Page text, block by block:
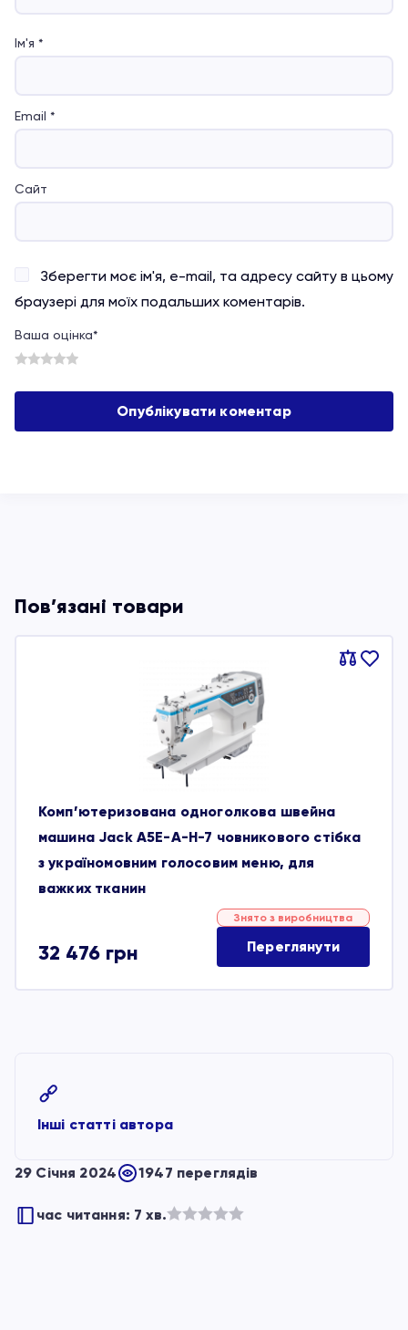
Ім'я *
Email *
Сайт
Зберегти моє ім'я, e-mail, та адресу сайту в цьому
браузері для моїх подальших коментарів.
Ваша оцінка*
4
3
2
1
Пов’язані товари
Порівняти
В
Комп’ютеризована одноголкова швейна
машина Jack A5E-A-H-7 човникового стібка
з україномовним голосовим меню, для
важких тканин
32 476 грн
Знято з виробництва
Переглянути
Інші статті автора
29 Січня 2024 1947 переглядів
час читання: 7 хв.